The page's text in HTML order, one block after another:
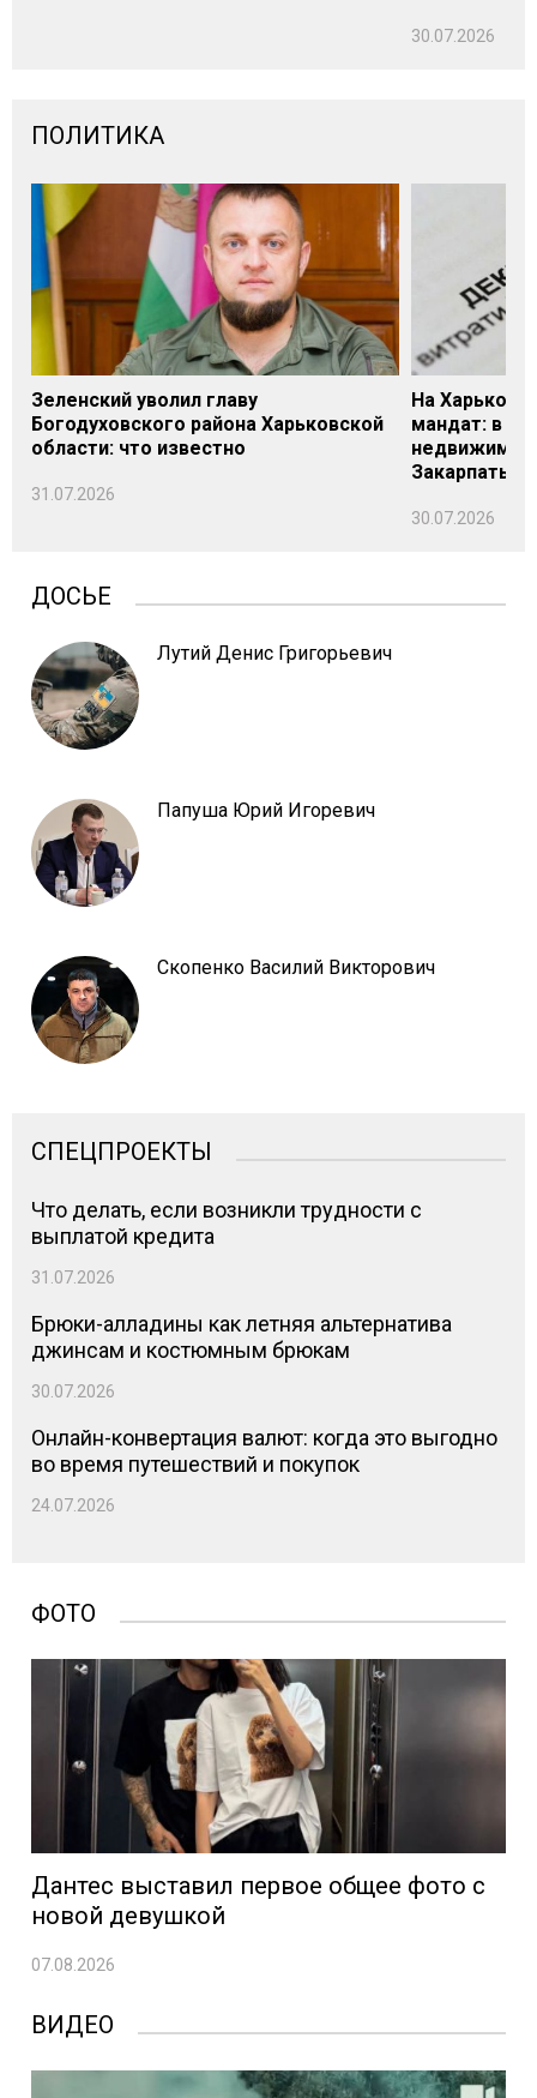
30.07.2026
ПОЛИТИКА
Зеленский уволил главу
Богодуховского района Харьковской
области: что известно
31.07.2026
На
мандат: в
Закарпатье
30.07.2026
ДОСЬЕ
Лутий Денис Григорьевич
Папуша Юрий Игоревич
Скопенко Василий Викторович
СПЕЦПРОЕКТЫ
Что делать, если возникли трудности с
выплатой кредита
31.07.2026
Брюки-алладины как летняя альтернатива
джинсам и костюмным брюкам
30.07.2026
Онлайн-конвертация валют: когда это выгодно
во время путешествий и покупок
24.07.2026
ФОТО
Дантес выставил первое общее фото с
новой девушкой
07.08.2026
ВИДЕО